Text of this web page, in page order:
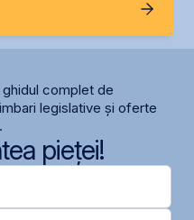
complet de
legislative și oferte
pieței!